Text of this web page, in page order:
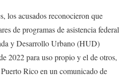
los acusados reconocieron que
de programas de asistencia federal
y Desarrollo Urbano (HUD)
2022 para uso propio y el de otros,
Rico en un comunicado de